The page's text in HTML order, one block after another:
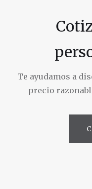
Te ayudamos a
precio